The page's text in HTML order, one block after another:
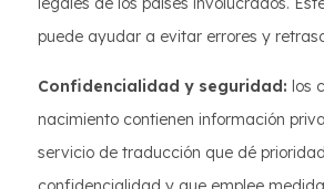
puede ayudar a evitar errores y
Confidencialidad y seguridad: los
nacimiento contienen información
servicio de traducción que dé